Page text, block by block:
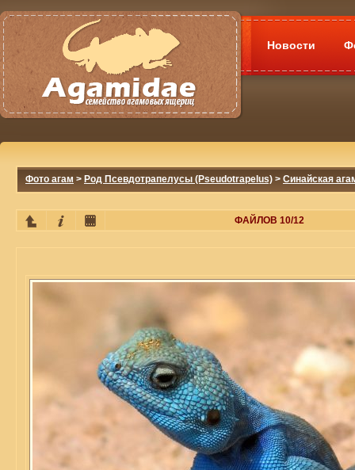
Новости
Фото агам > Род Псевдотрапелусы (Pseudotrapelus) > Синайская
ФАЙЛОВ 10/12